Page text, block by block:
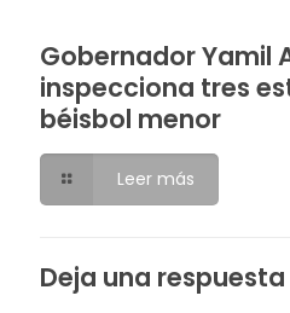
Gobernador Yamil
inspecciona tres
béisbol menor
Leer más
Deja una respuesta